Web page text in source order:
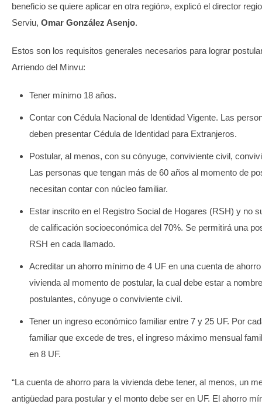
beneficio se quiere aplicar en otra región», explicó el director
Serviu, Omar González Asenjo.
Estos son los requisitos generales necesarios para lograr
Arriendo del Minvu:
Tener mínimo 18 años.
Contar con Cédula Nacional de Identidad Vigente. Las
deben presentar Cédula de Identidad para Extranjeros.
Postular, al menos, con su cónyuge, conviviente civil,
Las personas que tengan más de 60 años al momento de
necesitan contar con núcleo familiar.
Estar inscrito en el Registro Social de Hogares (RSH) y no
de calificación socioeconómica del 70%. Se permitirá una
RSH en cada llamado.
Acreditar un ahorro mínimo de 4 UF en una cuenta de
vivienda al momento de postular, la cual debe estar a
postulantes, cónyuge o conviviente civil.
Tener un ingreso económico familiar entre 7 y 25 UF. Por
familiar que excede de tres, el ingreso máximo mensual
en 8 UF.
“La cuenta de ahorro para la vivienda debe tener, al menos, un
antigüedad para postular y el monto debe ser en UF. El ahorro